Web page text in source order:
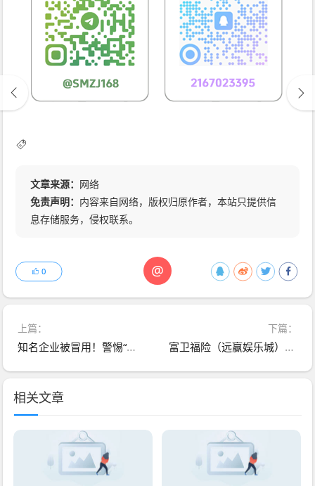
文章来源： 网络
免责声明： 内容来自网络，版权归原作者，本站只提供信
息存储服务，侵权联系。
@
0
上篇：
知名企业被冒用！警惕“数农国际”“绿地香港”“EDF法国电力”等12个项目 涉嫌传销、诈骗、洗钱！
下篇：
富卫福险（远赢娱乐城）资金盘骗局，套牌正规公司资料搞彩票跟单，号称“亏了包赔”，多次单割，即将崩盘跑路！
相关文章